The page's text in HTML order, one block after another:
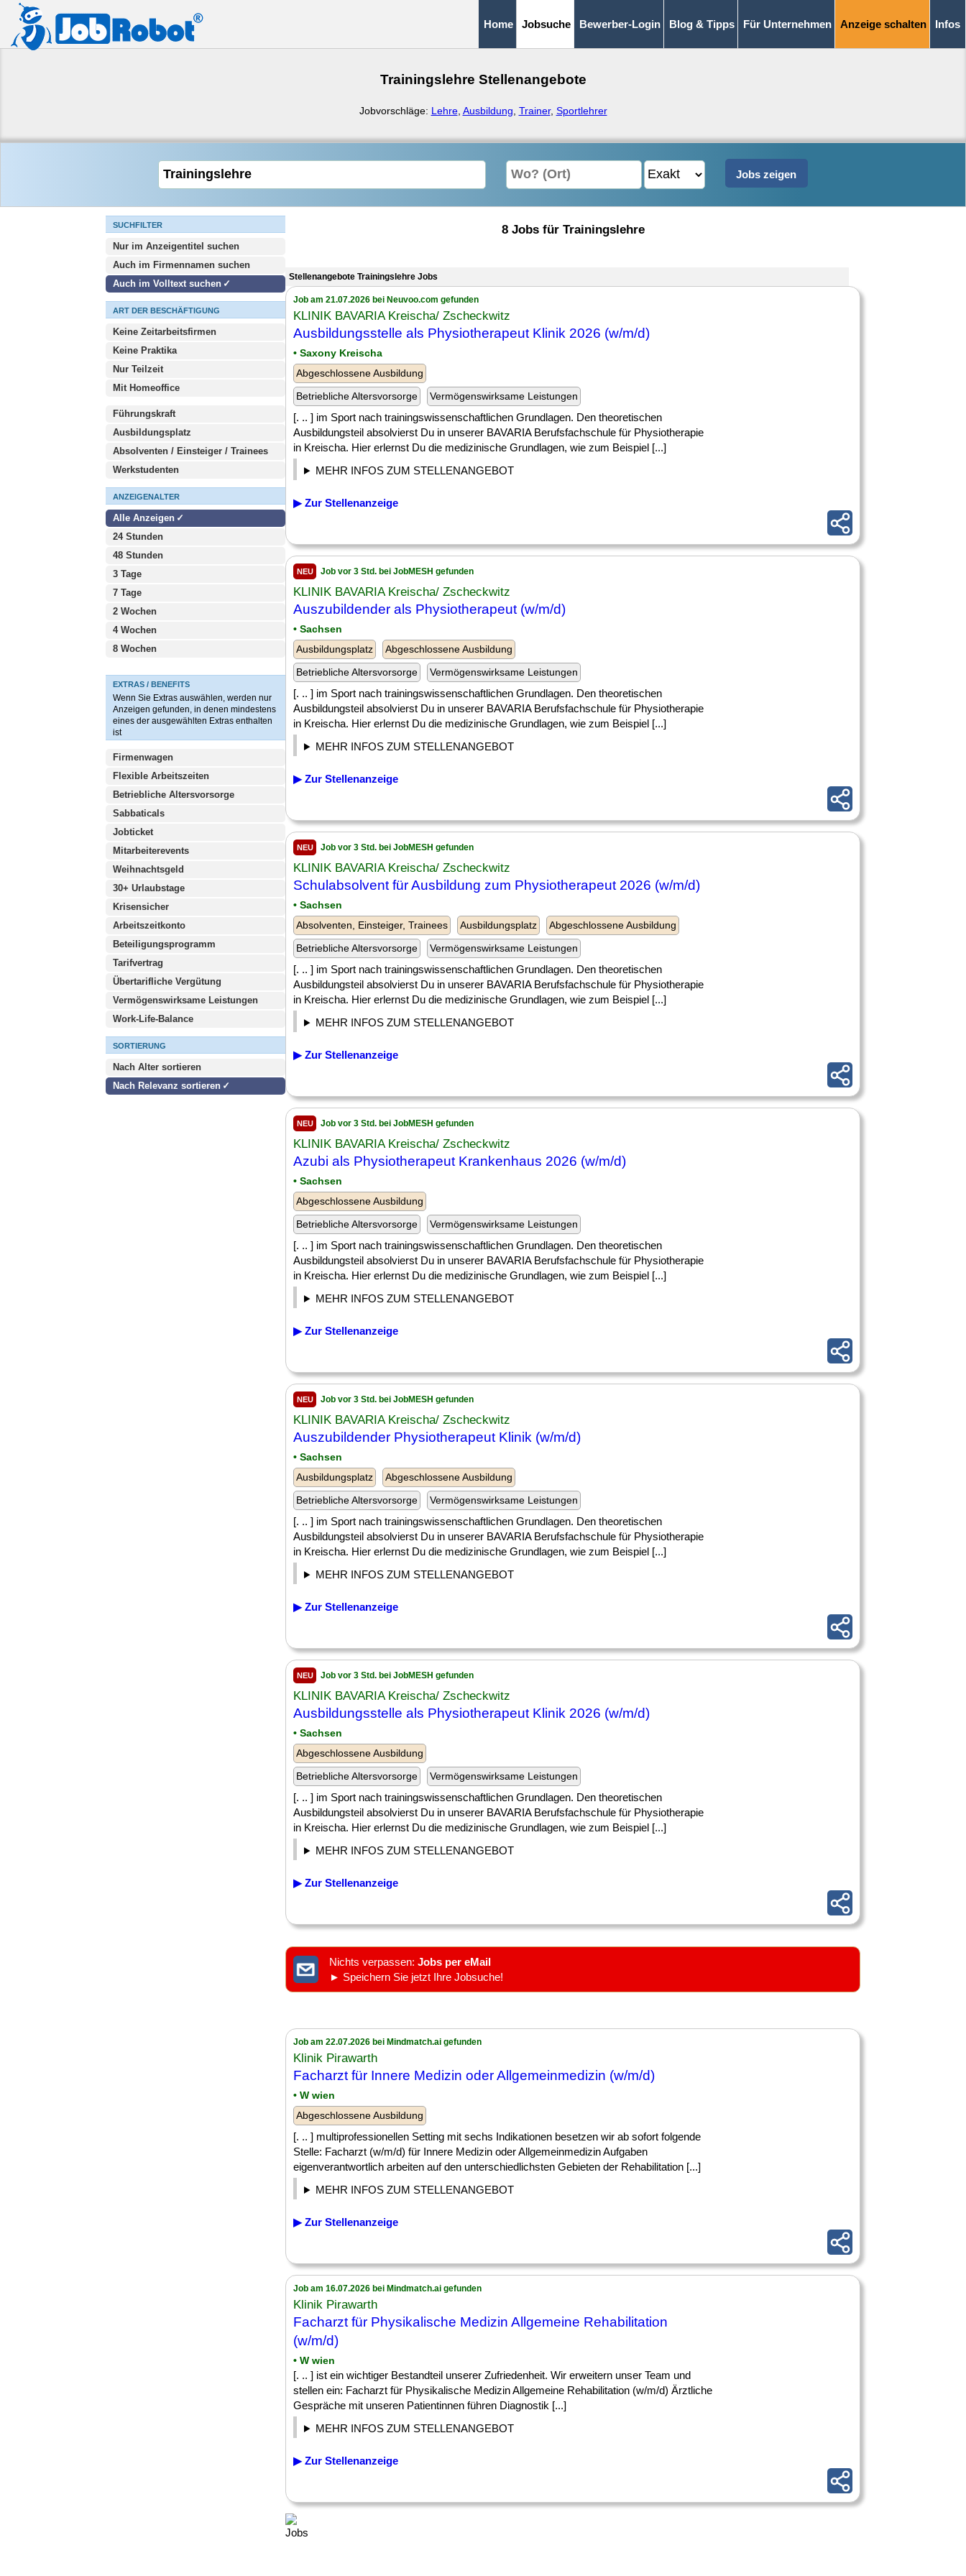
Home Jobsuche Bewerber-Login Blog & Tipps Für Unternehmen Anzeige schalten Infos
Trainingslehre Stellenangebote
Jobvorschläge: Lehre, Ausbildung Trainer, Sportlehrer
SUCHFILTER
Nur im Anzeigentitel suchen
Auch im Firmennamen suchen
Auch im Volltext suchen
ART DER BESCHÄFTIGUNG
Keine Zeitarbeitsfirmen
Keine Praktika
Nur Teilzeit
Mit Homeoffice
Führungskraft
Ausbildungsplatz
Absolventen / Einsteiger / Trainees
Werkstudenten
ANZEIGENALTER
Alle Anzeigen
24 Stunden
48 Stunden
3 Tage
7 Tage
2 Wochen
4 Wochen
8 Wochen
EXTRAS / BENEFITS
Wenn Sie Extras auswählen, werden nur
Anzeigen gefunden, in denen mindestens
eines der ausgewählten Extras enthalten
ist
Firmenwagen
Flexible Arbeitszeiten
Betriebliche Altersvorsorge
Sabbaticals
Jobticket
Mitarbeiterevents
Weihnachtsgeld
30+ Urlaubstage
Krisensicher
Arbeitszeitkonto
Beteiligungsprogramm
Tarifvertrag
Übertarifliche Vergütung
Vermögenswirksame Leistungen
Work-Life-Balance
SORTIERUNG
Nach Alter sortieren
Nach Relevanz sortieren
8 Jobs für Trainingslehre
Stellenangebote Trainingslehre Jobs
Job am 21.07.2026 bei Neuvoo.com gefunden
KLINIK BAVARIA Kreischa/ Zscheckwitz
Ausbildungsstelle als Physiotherapeut Klinik 2026 (w/m/d)
• Saxony Kreischa
Abgeschlossene Ausbildung
Betriebliche Altersvorsorge
Vermögenswirksame Leistungen
[. .. ] im Sport nach trainingswissenschaftlichen Grundlagen. Den theoretischen
Ausbildungsteil absolvierst Du in unserer BAVARIA Berufsfachschule für Physiotherapie
in Kreischa. Hier erlernst Du die medizinische Grundlagen, wie zum Beispiel [...]
MEHR INFOS ZUM STELLENANGEBOT
▶ Zur Stellenanzeige
NEU Job vor 3 Std. bei JobMESH gefunden
KLINIK BAVARIA Kreischa/ Zscheckwitz
Auszubildender als Physiotherapeut (w/m/d)
• Sachsen
Ausbildungsplatz
Abgeschlossene Ausbildung
Betriebliche Altersvorsorge
Vermögenswirksame Leistungen
[. .. ] im Sport nach trainingswissenschaftlichen Grundlagen. Den theoretischen
Ausbildungsteil absolvierst Du in unserer BAVARIA Berufsfachschule für Physiotherapie
in Kreischa. Hier erlernst Du die medizinische Grundlagen, wie zum Beispiel [...]
MEHR INFOS ZUM STELLENANGEBOT
▶ Zur Stellenanzeige
NEU Job vor 3 Std. bei JobMESH gefunden
KLINIK BAVARIA Kreischa/ Zscheckwitz
Schulabsolvent für Ausbildung zum Physiotherapeut 2026 (w/m/d)
• Sachsen
Absolventen, Einsteiger, Trainees
Ausbildungsplatz
Abgeschlossene Ausbildung
Betriebliche Altersvorsorge
Vermögenswirksame Leistungen
[. .. ] im Sport nach trainingswissenschaftlichen Grundlagen. Den theoretischen
Ausbildungsteil absolvierst Du in unserer BAVARIA Berufsfachschule für Physiotherapie
in Kreischa. Hier erlernst Du die medizinische Grundlagen, wie zum Beispiel [...]
MEHR INFOS ZUM STELLENANGEBOT
▶ Zur Stellenanzeige
NEU Job vor 3 Std. bei JobMESH gefunden
KLINIK BAVARIA Kreischa/ Zscheckwitz
Azubi als Physiotherapeut Krankenhaus 2026 (w/m/d)
• Sachsen
Abgeschlossene Ausbildung
Betriebliche Altersvorsorge
Vermögenswirksame Leistungen
[. .. ] im Sport nach trainingswissenschaftlichen Grundlagen. Den theoretischen
Ausbildungsteil absolvierst Du in unserer BAVARIA Berufsfachschule für Physiotherapie
in Kreischa. Hier erlernst Du die medizinische Grundlagen, wie zum Beispiel [...]
MEHR INFOS ZUM STELLENANGEBOT
▶ Zur Stellenanzeige
NEU Job vor 3 Std. bei JobMESH gefunden
KLINIK BAVARIA Kreischa/ Zscheckwitz
Auszubildender Physiotherapeut Klinik (w/m/d)
• Sachsen
Ausbildungsplatz
Abgeschlossene Ausbildung
Betriebliche Altersvorsorge
Vermögenswirksame Leistungen
[. .. ] im Sport nach trainingswissenschaftlichen Grundlagen. Den theoretischen
Ausbildungsteil absolvierst Du in unserer BAVARIA Berufsfachschule für Physiotherapie
in Kreischa. Hier erlernst Du die medizinische Grundlagen, wie zum Beispiel [...]
MEHR INFOS ZUM STELLENANGEBOT
▶ Zur Stellenanzeige
NEU Job vor 3 Std. bei JobMESH gefunden
KLINIK BAVARIA Kreischa/ Zscheckwitz
Ausbildungsstelle als Physiotherapeut Klinik 2026 (w/m/d)
• Sachsen
Abgeschlossene Ausbildung
Betriebliche Altersvorsorge
Vermögenswirksame Leistungen
[. .. ] im Sport nach trainingswissenschaftlichen Grundlagen. Den theoretischen
Ausbildungsteil absolvierst Du in unserer BAVARIA Berufsfachschule für Physiotherapie
in Kreischa. Hier erlernst Du die medizinische Grundlagen, wie zum Beispiel [...]
MEHR INFOS ZUM STELLENANGEBOT
▶ Zur Stellenanzeige
Nichts verpassen: Jobs per eMail
► Speichern Sie jetzt Ihre Jobsuche!
Job am 22.07.2026 bei Mindmatch.ai gefunden
Klinik Pirawarth
Facharzt für Innere Medizin oder Allgemeinmedizin (w/m/d)
• W wien
Abgeschlossene Ausbildung
[. .. ] multiprofessionellen Setting mit sechs Indikationen besetzen wir ab sofort folgende
Stelle: Facharzt (w/m/d) für Innere Medizin oder Allgemeinmedizin Aufgaben
eigenverantwortlich arbeiten auf den unterschiedlichsten Gebieten der Rehabilitation [...]
MEHR INFOS ZUM STELLENANGEBOT
▶ Zur Stellenanzeige
Job am 16.07.2026 bei Mindmatch.ai gefunden
Klinik Pirawarth
Facharzt für Physikalische Medizin Allgemeine Rehabilitation
(w/m/d)
• W wien
[. .. ] ist ein wichtiger Bestandteil unserer Zufriedenheit. Wir erweitern unser Team und
stellen ein: Facharzt für Physikalische Medizin Allgemeine Rehabilitation (w/m/d) Ärztliche
Gespräche mit unseren Patientinnen führen Diagnostik [...]
MEHR INFOS ZUM STELLENANGEBOT
▶ Zur Stellenanzeige